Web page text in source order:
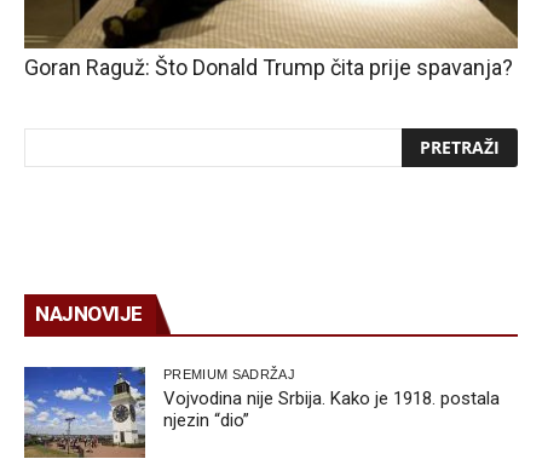
Goran Raguž: Što Donald Trump čita prije spavanja?
NAJNOVIJE
PREMIUM SADRŽAJ
Vojvodina nije Srbija. Kako je 1918. postala
njezin “dio”